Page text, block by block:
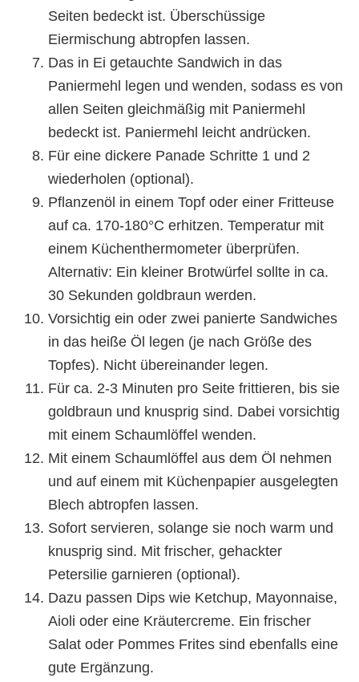
Seiten bedeckt ist. Überschüssige
Eiermischung abtropfen lassen.
Das in Ei getauchte Sandwich in das
Paniermehl legen und wenden, sodass es von
allen Seiten gleichmäßig mit Paniermehl
bedeckt ist. Paniermehl leicht andrücken.
Für eine dickere Panade Schritte 1 und 2
wiederholen (optional).
Pflanzenöl in einem Topf oder einer Fritteuse
auf ca. 170-180°C erhitzen. Temperatur mit
einem Küchenthermometer überprüfen.
Alternativ: Ein kleiner Brotwürfel sollte in ca.
30 Sekunden goldbraun werden.
Vorsichtig ein oder zwei panierte Sandwiches
in das heiße Öl legen (je nach Größe des
Topfes). Nicht übereinander legen.
Für ca. 2-3 Minuten pro Seite frittieren, bis sie
goldbraun und knusprig sind. Dabei vorsichtig
mit einem Schaumlöffel wenden.
Mit einem Schaumlöffel aus dem Öl nehmen
und auf einem mit Küchenpapier ausgelegten
Blech abtropfen lassen.
Sofort servieren, solange sie noch warm und
knusprig sind. Mit frischer, gehackter
Petersilie garnieren (optional).
Dazu passen Dips wie Ketchup, Mayonnaise,
Aioli oder eine Kräutercreme. Ein frischer
Salat oder Pommes Frites sind ebenfalls eine
gute Ergänzung.